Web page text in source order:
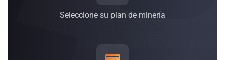
Seleccione su plan de minería